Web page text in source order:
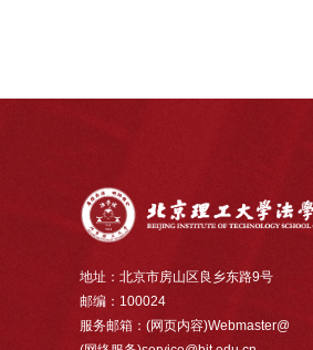
地址：北京市房山区良乡东路9号
邮编：100024
服务邮箱：(网页内容)Webmaster@